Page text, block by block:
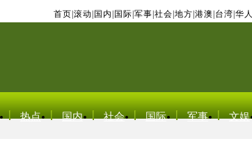
首页 滚动 国内 国际 军事 社会 地方 港澳 台湾 华人
热点 国内 社会 国际 军事 文娱